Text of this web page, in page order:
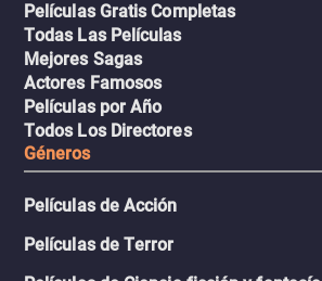
Películas Gratis Completas
Todas Las Películas
Mejores Sagas
Actores Famosos
Películas por Año
Todos Los Directores
Géneros
Películas de Acción
Películas de Terror